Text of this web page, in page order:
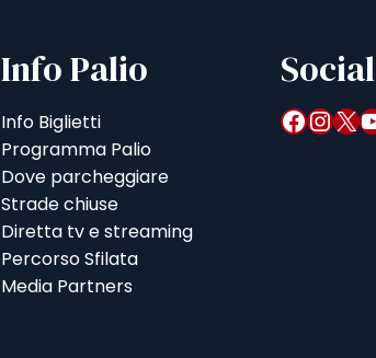
Info Palio
Info Biglietti
Programma Palio
Dove parcheggiare
Strade chiuse
Diretta tv e streaming
Percorso Sfilata
Media Partners
Social
Facebook InstagramX YouTube